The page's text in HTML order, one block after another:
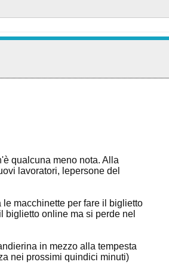
qualcuna meno nota. Alla
lavoratori, lepersone del
macchinette per fare il biglietto
biglietto online ma si perde nel
in mezzo alla tempesta
nei prossimi quindici minuti)